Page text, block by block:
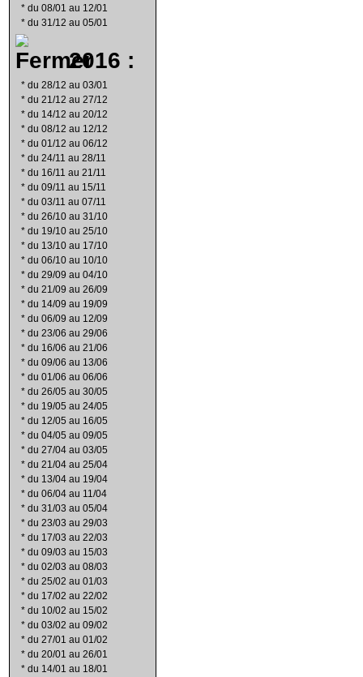
* du 08/01 au 12/01
* du 31/12 au 05/01
2016 :
* du 28/12 au 03/01
* du 21/12 au 27/12
* du 14/12 au 20/12
* du 08/12 au 12/12
* du 01/12 au 06/12
* du 24/11 au 28/11
* du 16/11 au 21/11
* du 09/11 au 15/11
* du 03/11 au 07/11
* du 26/10 au 31/10
* du 19/10 au 25/10
* du 13/10 au 17/10
* du 06/10 au 10/10
* du 29/09 au 04/10
* du 21/09 au 26/09
* du 14/09 au 19/09
* du 06/09 au 12/09
* du 23/06 au 29/06
* du 16/06 au 21/06
* du 09/06 au 13/06
* du 01/06 au 06/06
* du 26/05 au 30/05
* du 19/05 au 24/05
* du 12/05 au 16/05
* du 04/05 au 09/05
* du 27/04 au 03/05
* du 21/04 au 25/04
* du 13/04 au 19/04
* du 06/04 au 11/04
* du 31/03 au 05/04
* du 23/03 au 29/03
* du 17/03 au 22/03
* du 09/03 au 15/03
* du 02/03 au 08/03
* du 25/02 au 01/03
* du 17/02 au 22/02
* du 10/02 au 15/02
* du 03/02 au 09/02
* du 27/01 au 01/02
* du 20/01 au 26/01
* du 14/01 au 18/01